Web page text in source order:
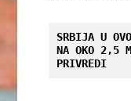
SRBIJA U
NA OKO 2,5
PRIVREDI